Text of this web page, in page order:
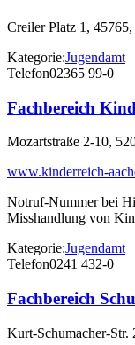
Creiler Platz 1, 45765,
Kategorie:Jugendamt
Telefon02365 99-0
Fachbereich
Mozartstraße 2-10,
www.kinderreich-
Notruf-Nummer bei
Misshandlung von
Kategorie:Jugendamt
Telefon0241 432-0
Fachbereich
Kurt-Schumacher-Str.